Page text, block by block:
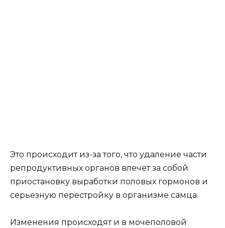
Это происходит из-за того, что удаление части
репродуктивных органов влечет за собой
приостановку выработки половых гормонов и
серьезную перестройку в организме самца.
Изменения происходят и в мочеполовой